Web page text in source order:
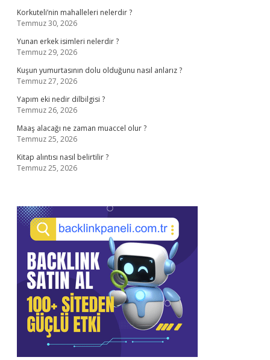
Korkuteli’nin mahalleleri nelerdir ?
Temmuz 30, 2026
Yunan erkek isimleri nelerdir ?
Temmuz 29, 2026
Kuşun yumurtasının dolu olduğunu nasıl anlarız ?
Temmuz 27, 2026
Yapım eki nedir dilbilgisi ?
Temmuz 26, 2026
Maaş alacağı ne zaman muaccel olur ?
Temmuz 25, 2026
Kitap alıntısı nasıl belirtilir ?
Temmuz 25, 2026